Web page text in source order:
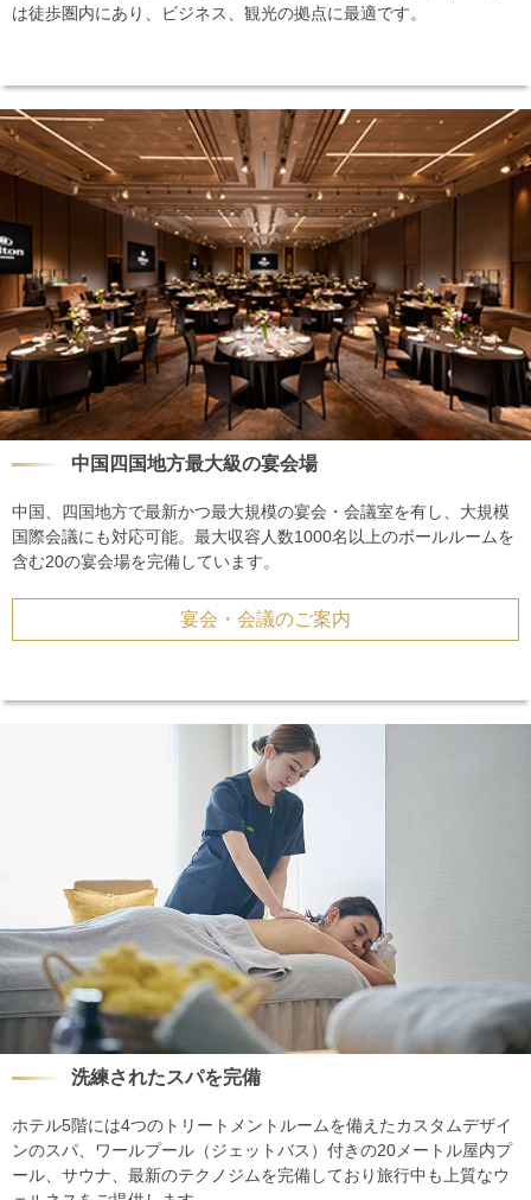
は徒歩圏内にあり、ビジネス、観光の拠点に最適です。
中国四国地方最大級の宴会場
中国、四国地方で最新かつ最大規模の宴会・会議室を有し、大規模
国際会議にも対応可能。最大収容人数1000名以上のボールルームを
含む20の宴会場を完備しています。
宴会・会議のご案内
洗練されたスパを完備
ホテル5階には4つのトリートメントルームを備えたカスタムデザイ
ンのスパ、ワールプール（ジェットバス）付きの20メートル屋内プ
ール、サウナ、最新のテクノジムを完備しており旅行中も上質なウ